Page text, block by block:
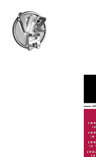
Bildergalerie